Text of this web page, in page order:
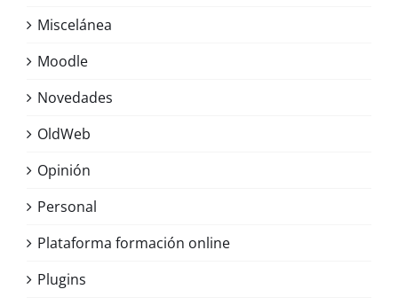
Miscelánea
Moodle
Novedades
OldWeb
Opinión
Personal
Plataforma formación online
Plugins